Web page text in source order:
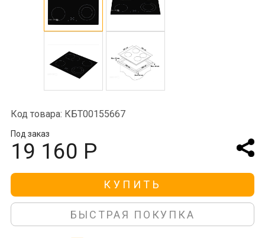
Код товара: КБТ00155667
Под заказ
19 160 Р
КУПИТЬ
БЫСТРАЯ ПОКУПКА